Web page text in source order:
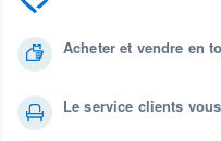
Acheter et vendre en
Le service clients